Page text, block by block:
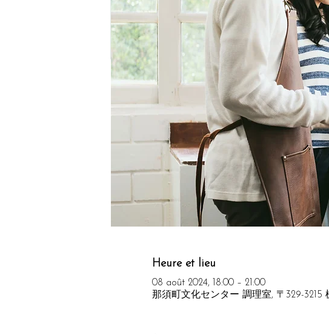
Heure et lieu
08 août 2024, 18:00 – 21:00
那須町文化センター 調理室, 〒329-3215